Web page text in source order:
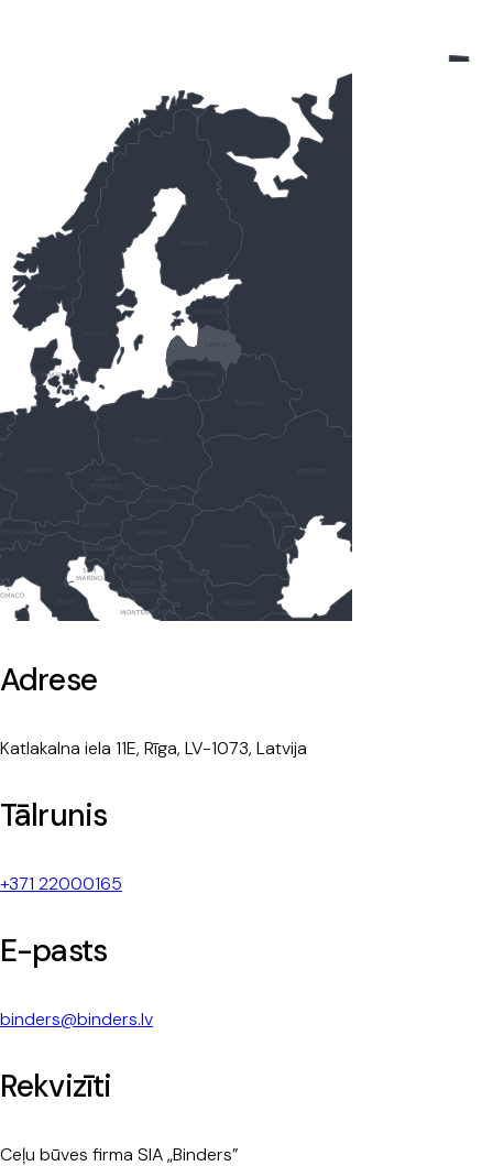
Adrese
Katlakalna iela 11E, Rīga, LV-1073, Latvija
Tālrunis
+371 22000165
E-pasts
binders@binders.lv
Rekvizīti
Ceļu būves firma SIA „Binders”